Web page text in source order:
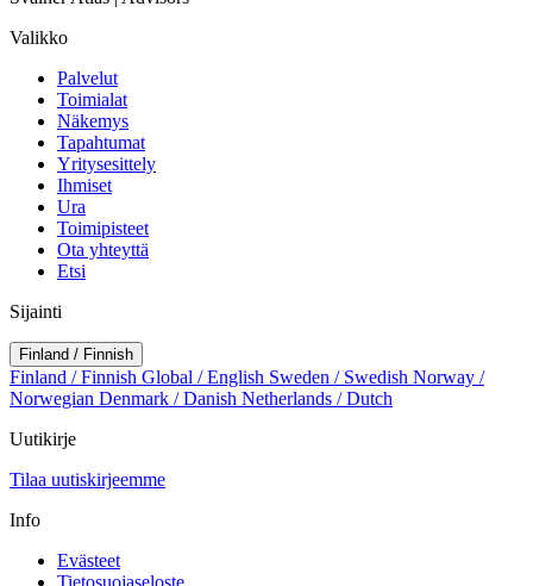
Valikko
Palvelut
Toimialat
Näkemys
Tapahtumat
Yritysesittely
Ihmiset
Ura
Toimipisteet
Ota yhteyttä
Etsi
Sijainti
Finland / Finnish
Finland / Finnish Global / English Sweden / Swedish Norway /
Norwegian Denmark / Danish Netherlands / Dutch
Uutikirje
Tilaa uutiskirjeemme
Info
Evästeet